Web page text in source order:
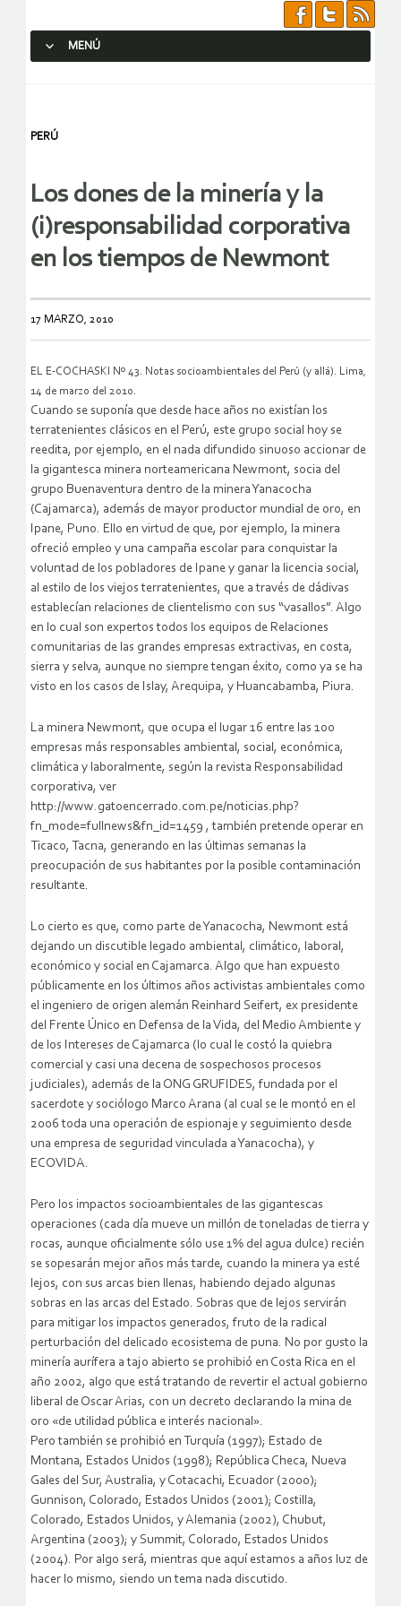
MENÚ
PERÚ
Los dones de la minería y la
(i)responsabilidad corporativa
en los tiempos de Newmont
17 MARZO, 2010
EL E-COCHASKI Nº 43. Notas socioambientales del Perú (y allá). Lima,
14 de marzo del 2010.
Cuando se suponía que desde hace años no existían los
terratenientes clásicos en el Perú, este grupo social hoy se
reedita, por ejemplo, en el nada difundido sinuoso accionar de
la gigantesca minera norteamericana Newmont, socia del
grupo Buenaventura dentro de la minera Yanacocha
(Cajamarca), además de mayor productor mundial de oro, en
Ipane, Puno. Ello en virtud de que, por ejemplo, la minera
ofreció empleo y una campaña escolar para conquistar la
voluntad de los pobladores de Ipane y ganar la licencia social,
al estilo de los viejos terratenientes, que a través de dádivas
establecían relaciones de clientelismo con sus “vasallos”. Algo
en lo cual son expertos todos los equipos de Relaciones
comunitarias de las grandes empresas extractivas, en costa,
sierra y selva, aunque no siempre tengan éxito, como ya se ha
visto en los casos de Islay, Arequipa, y Huancabamba, Piura.
La minera Newmont, que ocupa el lugar 16 entre las 100
empresas más responsables ambiental, social, económica,
climática y laboralmente, según la revista Responsabilidad
corporativa, ver
http://www.gatoencerrado.com.pe/noticias.php?
fn_mode=fullnews&fn_id=1459 , también pretende operar en
Ticaco, Tacna, generando en las últimas semanas la
preocupación de sus habitantes por la posible contaminación
resultante.
Lo cierto es que, como parte de Yanacocha, Newmont está
dejando un discutible legado ambiental, climático, laboral,
económico y social en Cajamarca. Algo que han expuesto
públicamente en los últimos años activistas ambientales como
el ingeniero de origen alemán Reinhard Seifert, ex presidente
del Frente Único en Defensa de la Vida, del Medio Ambiente y
de los Intereses de Cajamarca (lo cual le costó la quiebra
comercial y casi una decena de sospechosos procesos
judiciales), además de la ONG GRUFIDES, fundada por el
sacerdote y sociólogo Marco Arana (al cual se le montó en el
2006 toda una operación de espionaje y seguimiento desde
una empresa de seguridad vinculada a Yanacocha), y
ECOVIDA.
Pero los impactos socioambientales de las gigantescas
operaciones (cada día mueve un millón de toneladas de tierra y
rocas, aunque oficialmente sólo use 1% del agua dulce) recién
se sopesarán mejor años más tarde, cuando la minera ya esté
lejos, con sus arcas bien llenas, habiendo dejado algunas
sobras en las arcas del Estado. Sobras que de lejos servirán
para mitigar los impactos generados, fruto de la radical
perturbación del delicado ecosistema de puna. No por gusto la
minería aurífera a tajo abierto se prohibió en Costa Rica en el
año 2002, algo que está tratando de revertir el actual gobierno
liberal de Oscar Arias, con un decreto declarando la mina de
oro «de utilidad pública e interés nacional».
Pero también se prohibió en Turquía (1997); Estado de
Montana, Estados Unidos (1998); República Checa, Nueva
Gales del Sur, Australia, y Cotacachi, Ecuador (2000);
Gunnison, Colorado, Estados Unidos (2001); Costilla,
Colorado, Estados Unidos, y Alemania (2002), Chubut,
Argentina (2003); y Summit, Colorado, Estados Unidos
(2004). Por algo será, mientras que aquí estamos a años luz de
hacer lo mismo, siendo un tema nada discutido.